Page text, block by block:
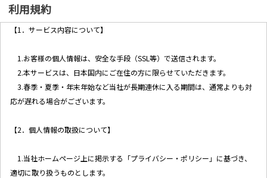
利用規約
【1．サービス内容について】
1.お客様の個人情報は、安全な手段（SSL等）で送信されます。
2.本サービスは、日本国内にご在住の方に限らせていただきます。
3.春季・夏季・年末年始など当社が長期連休に入る期間は、通常よりも対
応が遅れる場合がございます。
【2．個人情報の取扱について】
1.当社ホームページ上に掲示する「プライバシー・ポリシー」に基づき、
適切に取り扱うものとします。